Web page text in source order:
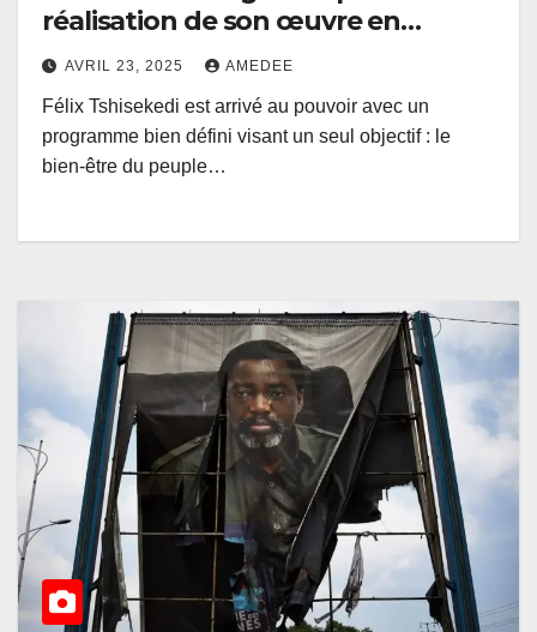
réalisation de son œuvre en
entravant l’exécution d’un projet
important (Enquête)
AVRIL 23, 2025 AMEDEE
Félix Tshisekedi est arrivé au pouvoir avec un
programme bien défini visant un seul objectif : le
bien-être du peuple…